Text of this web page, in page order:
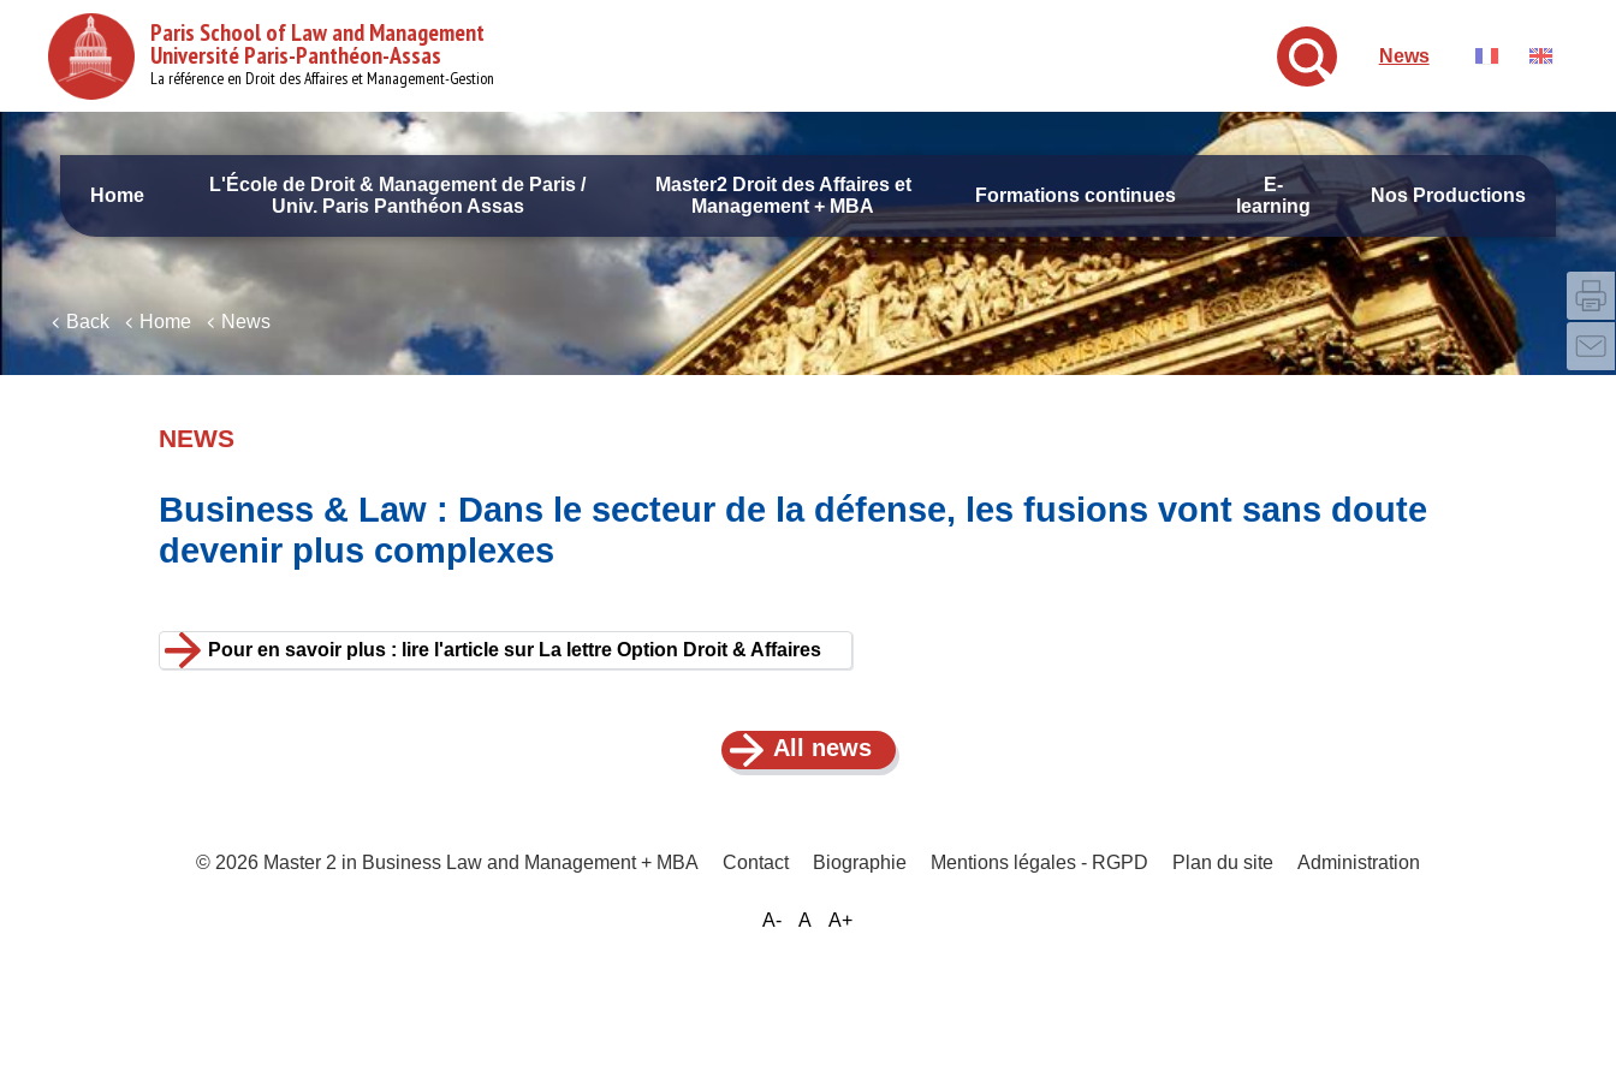
content
Paris School of Law and Management
Université Paris-Panthéon-Assas
La référence en Droit des Affaires et Management-Gestion
News
Navigation
principale
Home
L'École de Droit & Management de Paris /
Univ. Paris Panthéon Assas
Master2 Droit des Affaires et
Management + MBA
Formations continues
E-
learning
Nos Productions
Back Home News
NEWS
Business & Law : Dans le secteur de la défense, les fusions vont sans doute
devenir plus complexes
Pour en savoir plus : lire l'article sur La lettre Option Droit & Affaires
All news
© 2026 Master 2 in Business Law and Management + MBA
Menu
Contact Biographie Mentions légales - RGPD Plan du site Administration
A- A A+